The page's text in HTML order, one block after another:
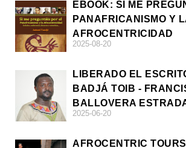
EBOOK: SI ME
PANAFRICANISMO Y
AFROCENTRICIDAD
2025-08-20
LIBERADO EL
BADJÁ TOIB -
BALLOVERA
2025-06-20
AFROCENTRIC